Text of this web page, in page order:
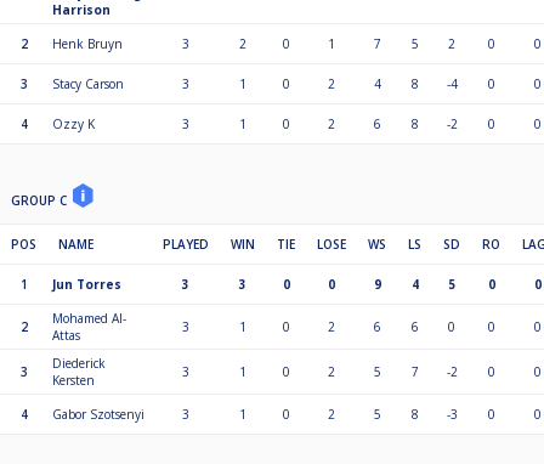
Harrison
2 Henk Bruyn 3 2 0 1 7 5 2 0 0
3 Stacy Carson 3 1 0 2 4 8 -4 0 0
4 Ozzy K 3 1 0 2 6 8 -2 0 0
GROUP C
POS NAME PLAYED WIN TIE LOSE WS LS SD RO
1 Jun Torres 3 3 0 0 9 4 5 0 0
2
Mohamed Al-
Attas
3 1 0 2 6 6 0 0 0
3
Diederick
Kersten
3 1 0 2 5 7 -2 0 0
4 Gabor Szotsenyi 3 1 0 2 5 8 -3 0 0